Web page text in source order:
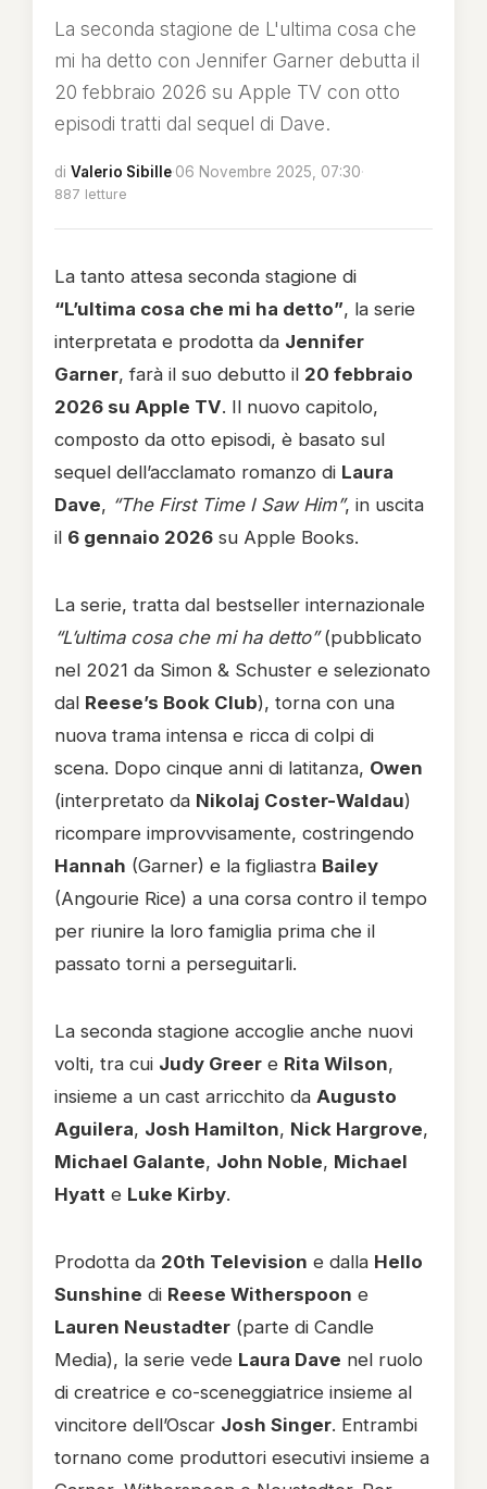
La seconda stagione de L'ultima cosa che
mi ha detto con Jennifer Garner debutta il
20 febbraio 2026 su Apple TV con otto
episodi tratti dal sequel di Dave.
di Valerio Sibille·06 Novembre 2025, 07:30·
887 letture
La tanto attesa seconda stagione di
“L’ultima cosa che mi ha detto”, la serie
interpretata e prodotta da Jennifer
Garner, farà il suo debutto il 20 febbraio
2026 su Apple TV. Il nuovo capitolo,
composto da otto episodi, è basato sul
sequel dell’acclamato romanzo di Laura
Dave, “The First Time I Saw Him”, in uscita
il 6 gennaio 2026 su Apple Books.
La serie, tratta dal bestseller internazionale
“L’ultima cosa che mi ha detto”(pubblicato
nel 2021 da Simon & Schuster e selezionato
dal Reese’s Book Club), torna con una
nuova trama intensa e ricca di colpi di
scena. Dopo cinque anni di latitanza, Owen
(interpretato da Nikolaj Coster-Waldau)
ricompare improvvisamente, costringendo
Hannah (Garner) e la figliastra Bailey
(Angourie Rice) a una corsa contro il tempo
per riunire la loro famiglia prima che il
passato torni a perseguitarli.
La seconda stagione accoglie anche nuovi
volti, tra cui Judy Greer e Rita Wilson,
insieme a un cast arricchito da Augusto
Aguilera, Josh Hamilton, Nick Hargrove,
Michael Galante, John Noble, Michael
Hyatt e Luke Kirby.
Prodotta da 20th Television e dalla Hello
Sunshine di Reese Witherspoon e
Lauren Neustadter (parte di Candle
Media), la serie vede Laura Dave nel ruolo
di creatrice e co-sceneggiatrice insieme al
vincitore dell’Oscar Josh Singer. Entrambi
tornano come produttori esecutivi insieme a